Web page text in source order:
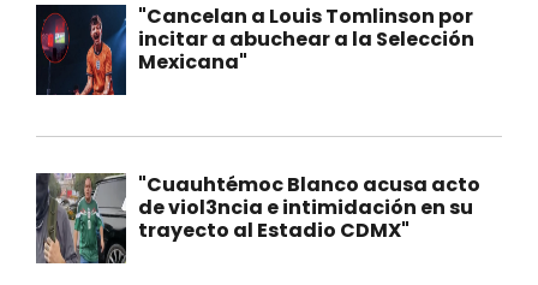
"Cancelan a Louis Tomlinson por
incitar a abuchear a la Selección
Mexicana"
"Cuauhtémoc Blanco acusa acto
de viol3ncia e intimidación en su
trayecto al Estadio CDMX"